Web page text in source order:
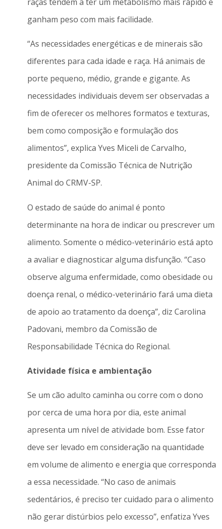
ganham peso com mais facilidade.
“As necessidades energéticas e de minerais são
diferentes para cada idade e raça. Há animais de
porte pequeno, médio, grande e gigante. As
necessidades individuais devem ser observadas a
fim de oferecer os melhores formatos e texturas,
bem como composição e formulação dos
alimentos”, explica Yves Miceli de Carvalho,
presidente da Comissão Técnica de Nutrição
Animal do CRMV-SP.
O estado de saúde do animal é ponto
determinante na hora de indicar ou prescrever um
alimento. Somente o médico-veterinário está apto
a avaliar e diagnosticar alguma disfunção. “Caso
observe alguma enfermidade, como obesidade ou
doença renal, o médico-veterinário fará uma dieta
de apoio ao tratamento da doença”, diz Carolina
Padovani, membro da Comissão de
Responsabilidade Técnica do Regional.
Atividade física e ambientação
Se um cão adulto caminha ou corre com o dono
por cerca de uma hora por dia, este animal
apresenta um nível de atividade bom. Esse fator
deve ser levado em consideração na quantidade
em volume de alimento e energia que corresponda
a essa necessidade. “No caso de animais
sedentários, é preciso ter cuidado para o alimento
não gerar distúrbios pelo excesso”, enfatiza Yves